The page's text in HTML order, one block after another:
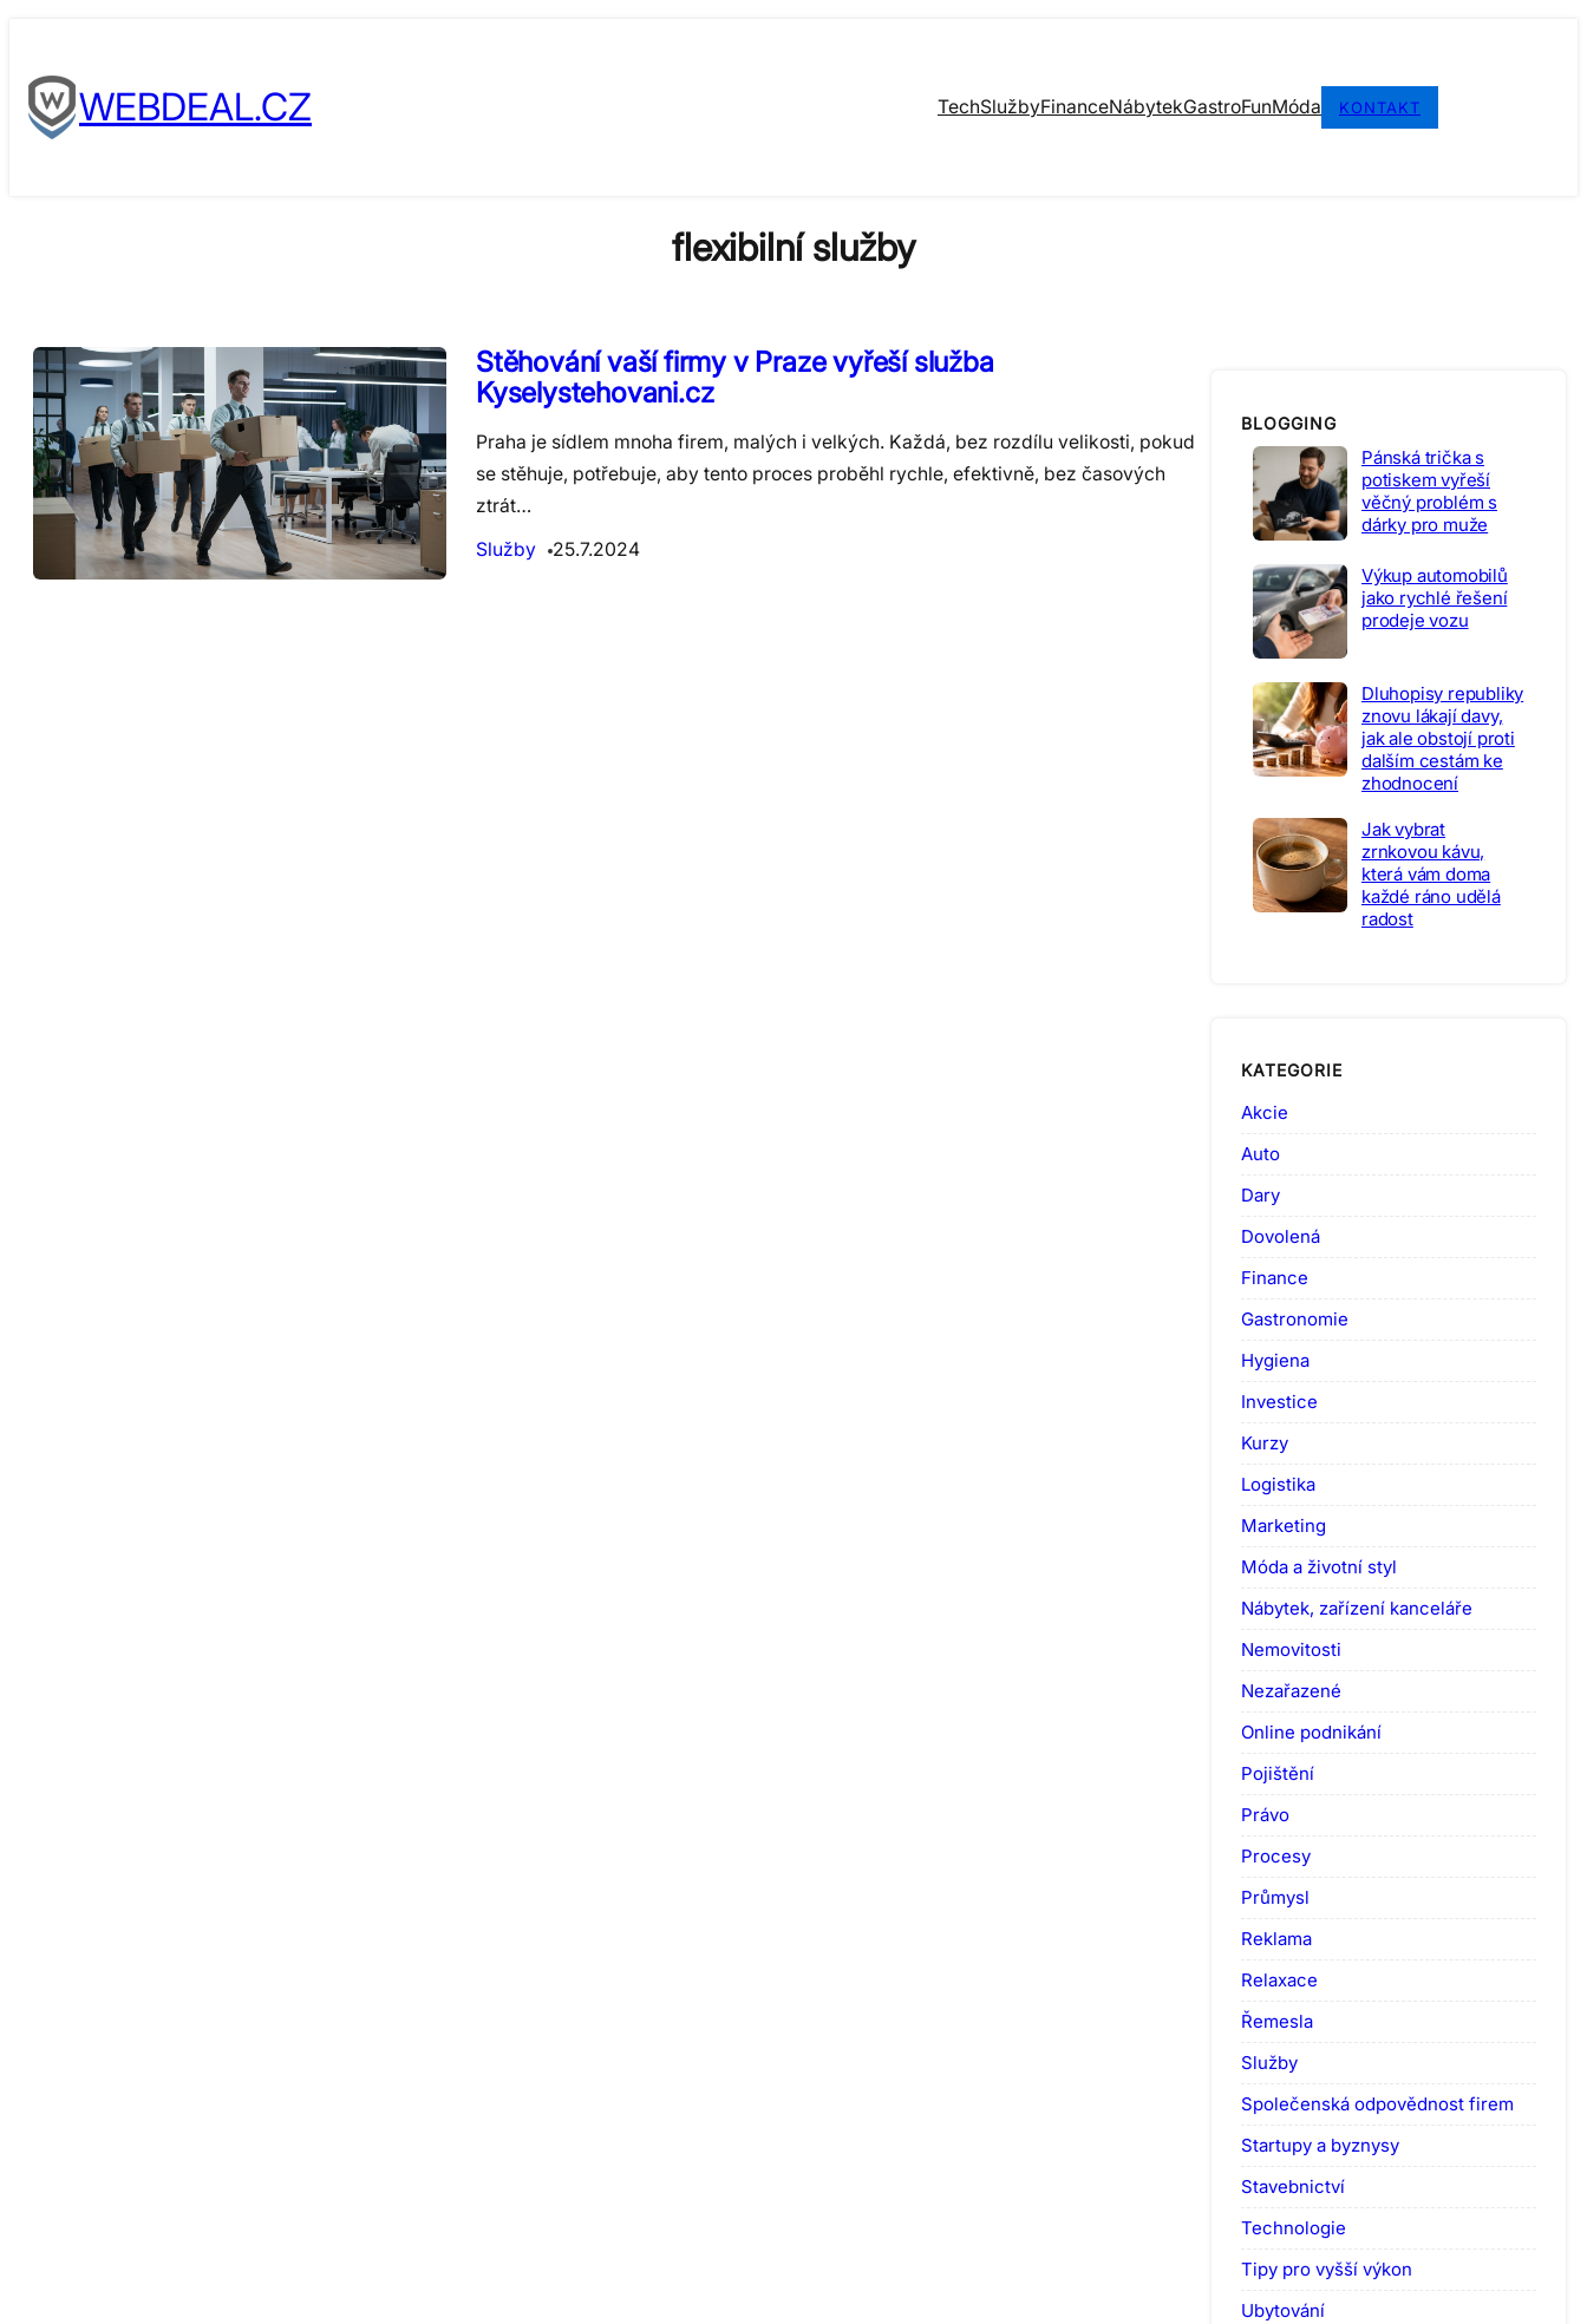
contentWEBDEAL.CZ TechSlužbyFinanceNábytekGastroFunMóda KONTAKT
flexibilní služby
Stěhování vaší firmy v Praze vyřeší služba
Kyselystehovani.cz
Praha je sídlem mnoha firem, malých i velkých. Každá, bez rozdílu velikosti, pokud
se stěhuje, potřebuje, aby tento proces proběhl rychle, efektivně, bez časových
ztrát…
Služby
25.7.2024
BLOGGING
Pánská trička s
potiskem vyřeší
věčný problém s
dárky pro muže
Výkup automobilů
jako rychlé řešení
prodeje vozu
Dluhopisy republiky
znovu lákají davy,
jak ale obstojí proti
dalším cestám ke
zhodnocení
Jak vybrat
zrnkovou kávu,
která vám doma
každé ráno udělá
radost
KATEGORIE
Akcie
Auto
Dary
Dovolená
Finance
Gastronomie
Hygiena
Investice
Kurzy
Logistika
Marketing
Móda a životní styl
Nábytek, zařízení kanceláře
Nemovitosti
Nezařazené
Online podnikání
Pojištění
Právo
Procesy
Průmysl
Reklama
Relaxace
Řemesla
Služby
Společenská odpovědnost firem
Startupy a byznysy
Stavebnictví
Technologie
Tipy pro vyšší výkon
Ubytování